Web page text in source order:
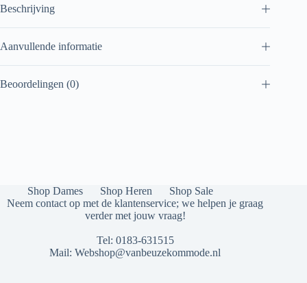
Beschrijving
Aanvullende informatie
Beoordelingen (0)
Shop Dames Shop Heren
Shop Sale
Neem contact op met de klantenservice; we helpen je graag
verder met jouw vraag!
Tel: 0183-631515
Mail:Webshop@vanbeuzekommode.nl